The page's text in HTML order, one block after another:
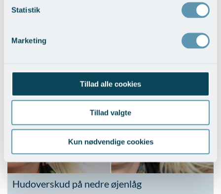
Statistik
Marketing
Tillad alle cookies
Tillad valgte
Kun nødvendige cookies
Hudoverskud på nedre øjenlåg